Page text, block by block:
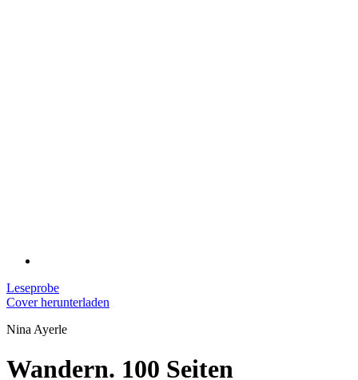
Leseprobe
Cover herunterladen
Nina Ayerle
Wandern. 100 Seiten